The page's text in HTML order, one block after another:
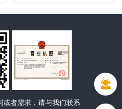
详情
或者需求，请与我们联系